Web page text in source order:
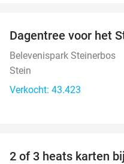
Dagentree voor het
Belevenispark Steinerbos
Stein
Verkocht: 43.423
2 of 3 heats karten